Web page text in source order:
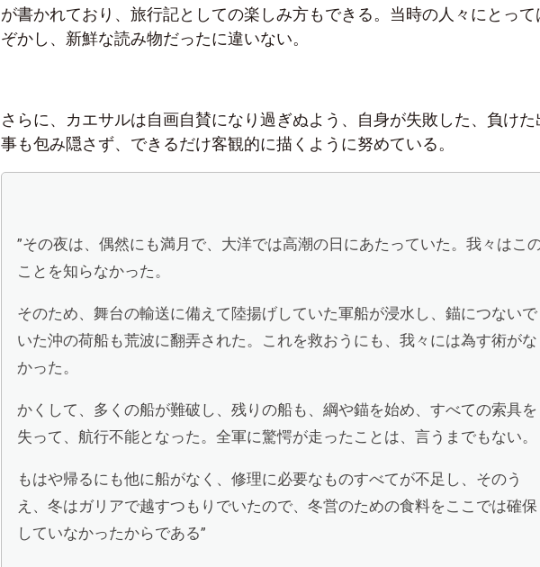
が書かれており、旅行記としての楽しみ方もできる。当時の人々にとって
ぞかし、新鮮な読み物だったに違いない。
さらに、カエサルは自画自賛になり過ぎぬよう、自身が失敗した、負けた
事も包み隠さず、できるだけ客観的に描くように努めている。
”その夜は、偶然にも満月で、大洋では高潮の日にあたっていた。我々はこ
ことを知らなかった。
そのため、舞台の輸送に備えて陸揚げしていた軍船が浸水し、錨につないで
いた沖の荷船も荒波に翻弄された。これを救おうにも、我々には為す術がな
かった。
かくして、多くの船が難破し、残りの船も、綱や錨を始め、すべての索具を
失って、航行不能となった。全軍に驚愕が走ったことは、言うまでもない。
もはや帰るにも他に船がなく、修理に必要なものすべてが不足し、そのう
え、冬はガリアで越すつもりでいたので、冬営のための食料をここでは確保
していなかったからである”